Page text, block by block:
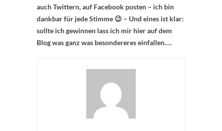
auch Twittern, auf Facebook posten – ich bin
dankbar für jede Stimme 😉 – Und eines ist klar:
sollte ich gewinnen lass ich mir hier auf dem
Blog was ganz was besondereres einfallen….